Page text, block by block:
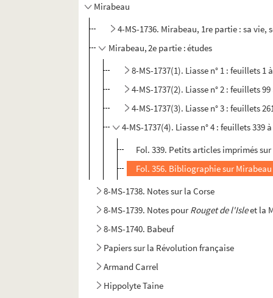
Mirabeau
4-MS-1736. Mirabeau, 1re partie : sa vie,
Mirabeau, 2e partie : études
8-MS-1737(1). Liasse n° 1 : feuillets 1
4-MS-1737(2). Liasse n° 2 : feuillets 99
4-MS-1737(3). Liasse n° 3 : feuillets
4-MS-1737(4). Liasse n° 4 : feuillets 339
Fol. 339. Petits articles imprimés
Fol. 356. Bibliographie sur Mirabeau
8-MS-1738. Notes sur la Corse
8-MS-1739. Notes pourRouget de l'Isleet la
8-MS-1740. Babeuf
Papiers sur la Révolution française
Armand Carrel
Hippolyte Taine